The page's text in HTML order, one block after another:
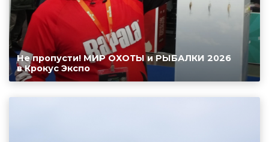
Не пропусти! МИР ОХОТЫ и РЫБАЛКИ 2026
в Крокус Экспо